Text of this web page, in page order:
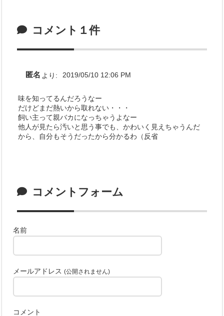
コメント１件
匿名 より: 2019/05/10 12:06 PM
味を知ってるんだろうなー
だけどまだ熱いから取れない・・・
飼い主って親バカになっちゃうよなー
他人が見たら汚いと思う事でも、かわいく見えちゃうんだ
から、自分もそうだったから分かるわ（反省
コメントフォーム
名前
メールアドレス(公開されません)
コメント